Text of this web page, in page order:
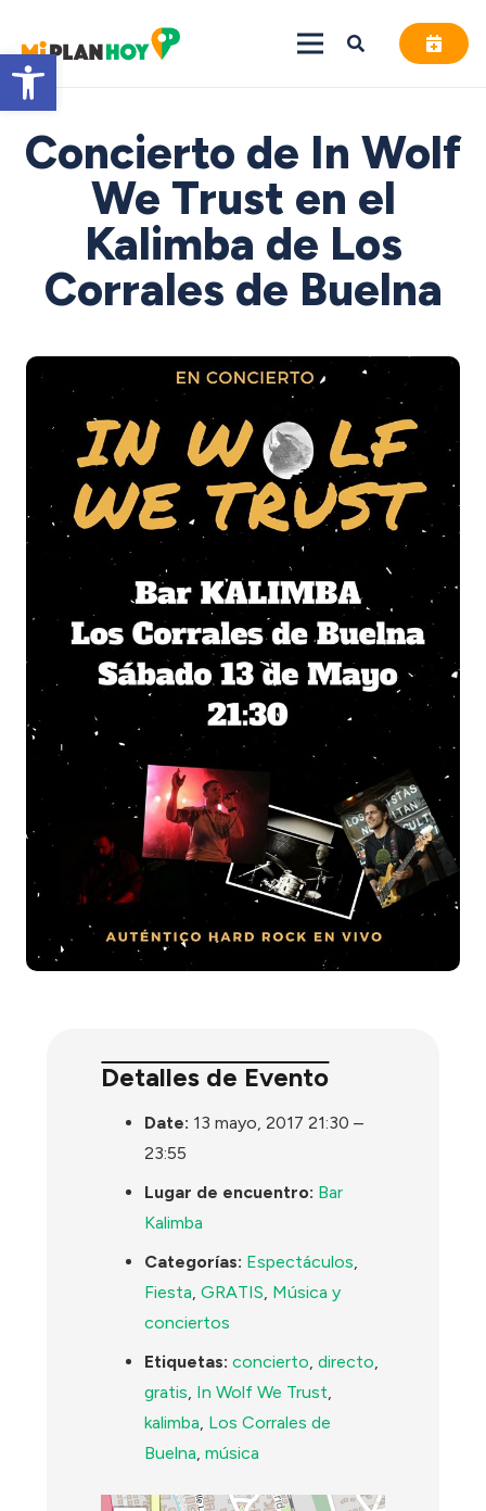
Abrir barra de herramientas
Concierto de In Wolf
We Trust en el
Kalimba de Los
Corrales de Buelna
Detalles de Evento
Date: 13 mayo, 2017 21:30 –
23:55
Lugar de encuentro: Bar
Kalimba
Categorías: Espectáculos,
Fiesta,GRATIS, Música y
conciertos
Etiquetas: concierto,directo,
gratis, In Wolf We Trust,
kalimba, Los Corrales de
Buelna,música